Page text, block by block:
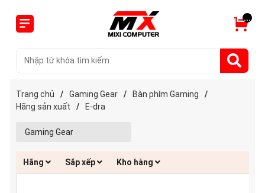
...
Trang chủ / Gaming Gear / Bàn phím Gaming
/
Hãng sản xuất
/ E-dra
Gaming Gear
Hãng Sắp xếp Kho hàng